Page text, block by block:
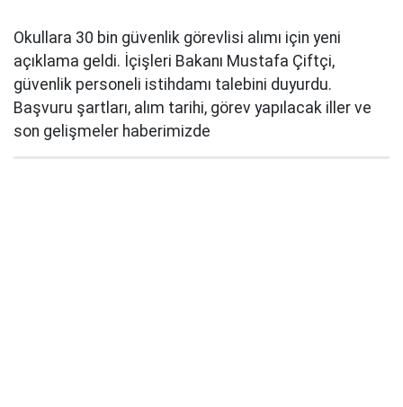
Okullara 30 bin güvenlik görevlisi alımı için yeni
açıklama geldi. İçişleri Bakanı Mustafa Çiftçi,
güvenlik personeli istihdamı talebini duyurdu.
Başvuru şartları, alım tarihi, görev yapılacak iller ve
son gelişmeler haberimizde